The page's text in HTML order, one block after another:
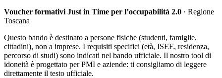
Voucher formativi Just in Time per l’occupabilità 2.0 · Regione
Toscana
Questo bando è destinato a persone fisiche (studenti, famiglie,
cittadini), non a imprese. I requisiti specifici (età, ISEE, residenza,
percorso di studi) sono indicati nel bando ufficiale. Il nostro tool di
idoneità è progettato per PMI e aziende: ti consigliamo di leggere
direttamente il testo ufficiale.